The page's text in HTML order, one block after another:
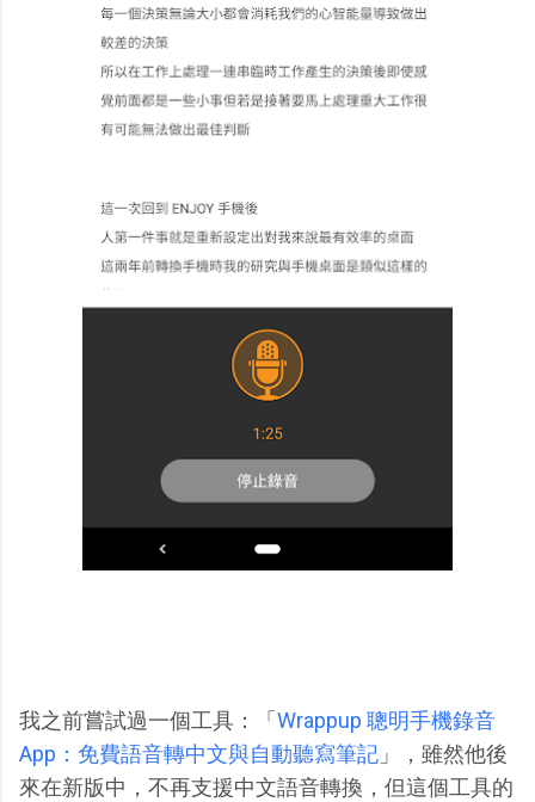
我之前嘗試過一個工具：「 Wrappup 聰明手機錄音
App：免費語音轉中文與自動聽寫筆記 」，雖然他後
來在新版中，不再支援中文語音轉換，但這個工具的